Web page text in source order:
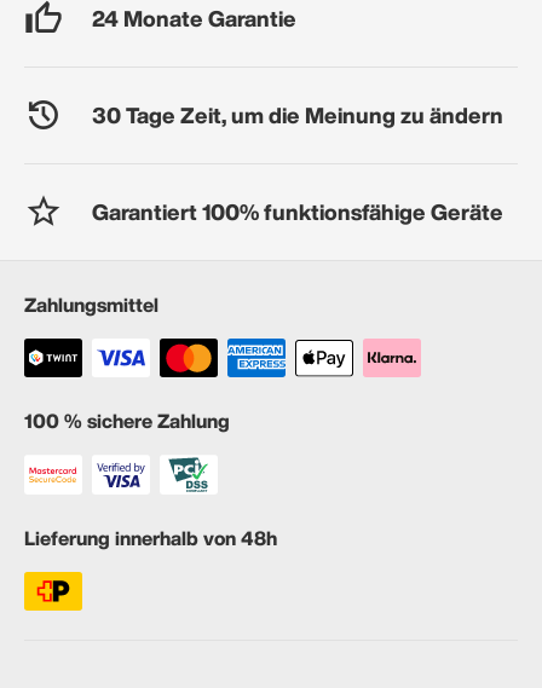
24 Monate Garantie
30 Tage Zeit, um die Meinung zu ändern
Garantiert 100% funktionsfähige Geräte
Zahlungsmittel
100 % sichere Zahlung
Lieferung innerhalb von 48h